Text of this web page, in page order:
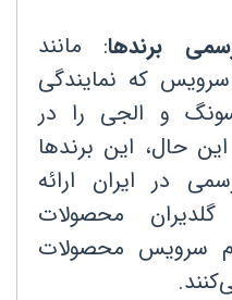
برندها: مانند
که نمایندگی
و الجی را در
این حال، این برندها
در ایران ارائه
محصولات
سرویس محصولات
.